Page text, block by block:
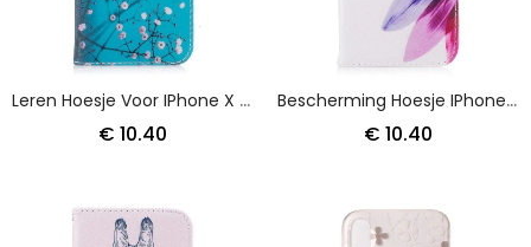
Leren Hoesje Voor IPhone X Bloeiende Boom
€ 10.40
Bescherming Hoesje IPhone X Telefoonhoesje Aquarelbloem
€ 10.40